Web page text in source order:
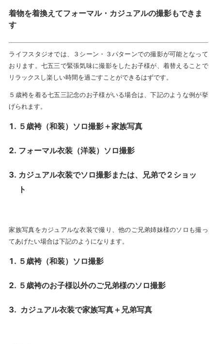
着物を着換えてフォーマル・カジュアルの撮影もできま
す
ライフスタジオでは、３シーン・３パターンでの撮影が可能となって
おります。七五三で緊張気味に撮影をしたお子様が、着替えることで
リラックスし楽しい時間を過ごすことができるはずです。
５歳袴を着る七五三記念のお子様がいる場合は、下記のような例が挙
げられます。
５歳袴（和装）ソロ撮影＋家族写真
フォーマル衣装（洋装）ソロ撮影
カジュアル衣装でソロ撮影または、兄弟で２ショッ
ト
家族写真をカジュアルな衣装で撮り、他のご兄弟姉妹様のソロも撮っ
てあげたい場合は下記のようになります。
５歳袴（和装）ソロ撮影
５歳袴のお子様以外のご兄弟様のソロ撮影
カジュアル衣装で家族写真＋兄弟写真